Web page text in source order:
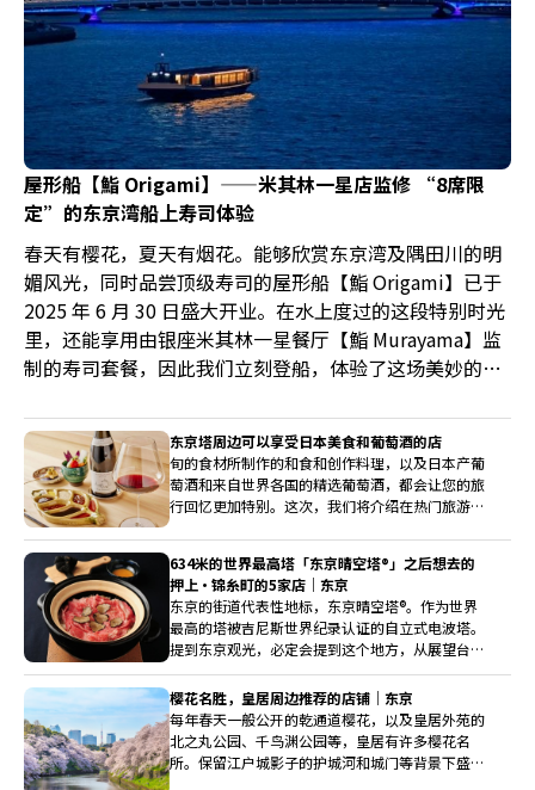
屋形船【鮨 Origami】——米其林一星店监修 “8席限
定”的东京湾船上寿司体验
春天有樱花，夏天有烟花。能够欣赏东京湾及隅田川的明
媚风光，同时品尝顶级寿司的屋形船【鮨 Origami】已于
2025 年 6 月 30 日盛大开业。在水上度过的这段特别时光
里，还能享用由银座米其林一星餐厅【鮨 Murayama】监
制的寿司套餐，因此我们立刻登船，体验了这场美妙的
东京塔周边可以享受日本美食和葡萄酒的店
旬的食材所制作的和食和创作料理，以及日本产葡
萄酒和来自世界各国的精选葡萄酒，都会让您的旅
行回忆更加特别。这次，我们将介绍在热门旅游景
634米的世界最高塔「东京晴空塔®」之后想去的
押上・锦糸町的5家店｜东京
东京的街道代表性地标，东京晴空塔®。作为世界
最高的塔被吉尼斯世界纪录认证的自立式电波塔。
提到东京观光，必定会提到这个地方，从展望台的
景色令人震撼。来到押上・锦糸町，推荐您一定要
光顾的5家店。
樱花名胜，皇居周边推荐的店铺｜东京
每年春天一般公开的乾通道樱花，以及皇居外苑的
北之丸公园、千鸟渊公园等，皇居有许多樱花名
所。保留江户城影子的护城河和城门等背景下盛开